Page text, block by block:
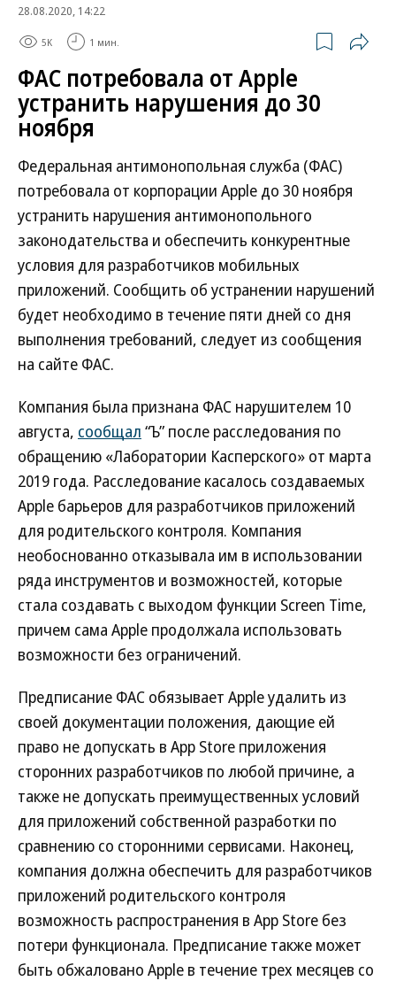
28.08.2020, 14:22
5K 1 мин.
ФАС потребовала от Apple
устранить нарушения до 30
ноября
Федеральная антимонопольная служба (ФАС)
потребовала от корпорации Apple до 30 ноября
устранить нарушения антимонопольного
законодательства и обеспечить конкурентные
условия для разработчиков мобильных
приложений. Сообщить об устранении нарушений
будет необходимо в течение пяти дней со дня
выполнения требований, следует из сообщения
на сайте ФАС.
Компания была признана ФАС нарушителем 10
августа, сообщал “Ъ” после расследования по
обращению «Лаборатории Касперского» от марта
2019 года. Расследование касалось создаваемых
Apple барьеров для разработчиков приложений
для родительского контроля. Компания
необоснованно отказывала им в использовании
ряда инструментов и возможностей, которые
стала создавать с выходом функции Screen Time,
причем сама Apple продолжала использовать
возможности без ограничений.
Предписание ФАС обязывает Apple удалить из
своей документации положения, дающие ей
право не допускать в App Store приложения
сторонних разработчиков по любой причине, а
также не допускать преимущественных условий
для приложений собственной разработки по
сравнению со сторонними сервисами. Наконец,
компания должна обеспечить для разработчиков
приложений родительского контроля
возможность распространения в App Store без
потери функционала. Предписание также может
быть обжаловано Apple в течение трех месяцев со